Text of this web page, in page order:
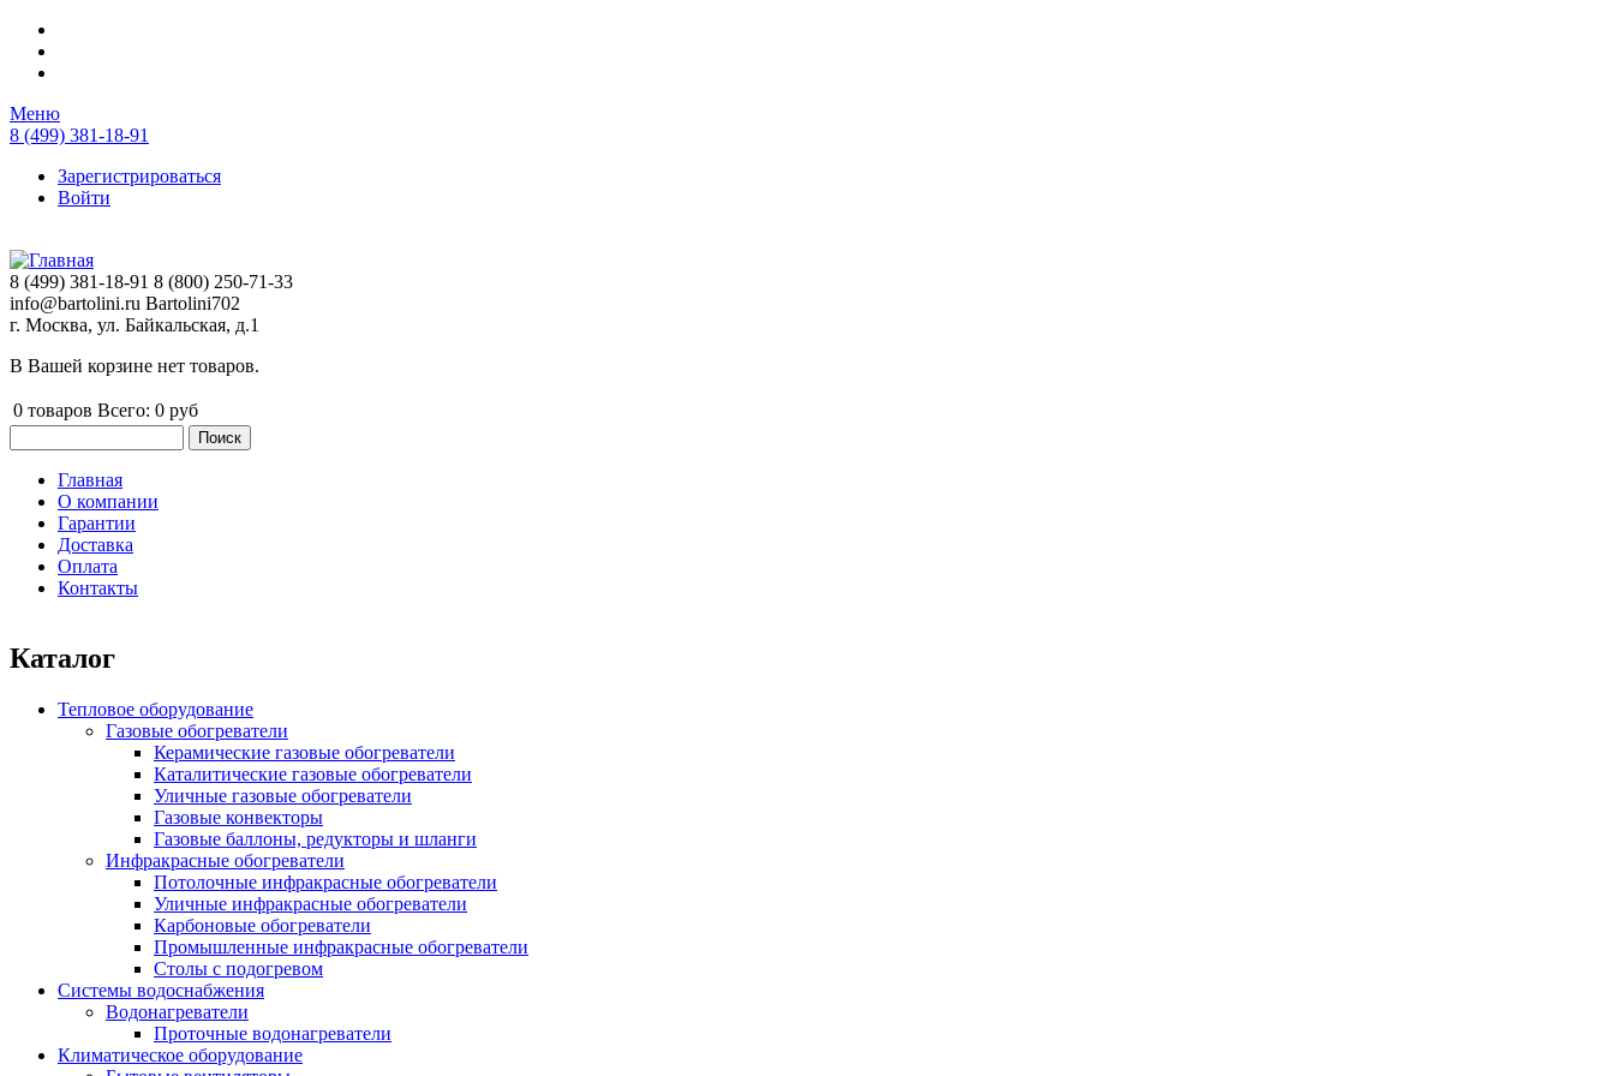
Перейти к основному содержанию
Меню
8 (499) 381-18-91
Зарегистрироваться
Войти
8 (499) 381-18-91 8 (800) 250-71-33
info@bartolini.ru Bartolini702
г. Москва, ул. Байкальская, д.1
В Вашей корзине нет товаров.
0 товаров Всего: 0 руб
Главное меню
Главная
О компании
Гарантии
Доставка
Оплата
Контакты
Каталог
Тепловое оборудование
Газовые обогреватели
Керамические газовые обогреватели
Каталитические газовые обогреватели
Уличные газовые обогреватели
Газовые конвекторы
Газовые баллоны, редукторы и шланги
Инфракрасные обогреватели
Потолочные инфракрасные обогреватели
Уличные инфракрасные обогреватели
Карбоновые обогреватели
Промышленные инфракрасные обогреватели
Столы с подогревом
Системы водоснабжения
Водонагреватели
Проточные водонагреватели
Климатическое оборудование